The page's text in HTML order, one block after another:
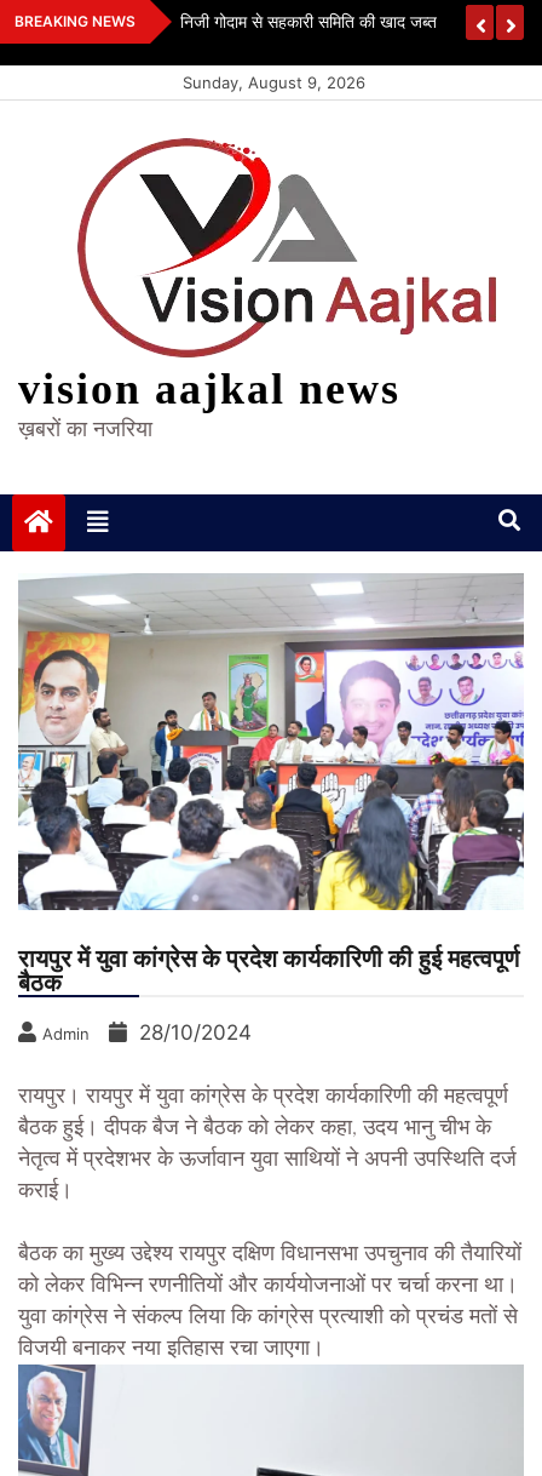
Skip
to
BREAKING NEWS निजी गोदाम से सहकारी समिति की खाद जब्त
Sunday, August 9, 2026
vision aajkal news
ख़बरों का नजरिया
रायपुर में युवा कांग्रेस के प्रदेश कार्यकारिणी की हुई महत्वपूर्ण
बैठक
Admin 28/10/2024
रायपुर। रायपुर में युवा कांग्रेस के प्रदेश कार्यकारिणी की महत्वपूर्ण
बैठक हुई। दीपक बैज ने बैठक को लेकर कहा, उदय भानु चीभ के
नेतृत्व में प्रदेशभर के ऊर्जावान युवा साथियों ने अपनी उपस्थिति दर्ज
कराई।
बैठक का मुख्य उद्देश्य रायपुर दक्षिण विधानसभा उपचुनाव की तैयारियों
को लेकर विभिन्न रणनीतियों और कार्ययोजनाओं पर चर्चा करना था।
युवा कांग्रेस ने संकल्प लिया कि कांग्रेस प्रत्याशी को प्रचंड मतों से
विजयी बनाकर नया इतिहास रचा जाएगा।